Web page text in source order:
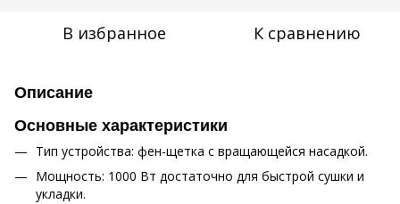
В избранное К сравнению
Описание
Основные характеристики
Тип устройства: фен-щетка с вращающейся насадкой.
Мощность: 1000 Вт достаточно для быстрой сушки и
укладки.